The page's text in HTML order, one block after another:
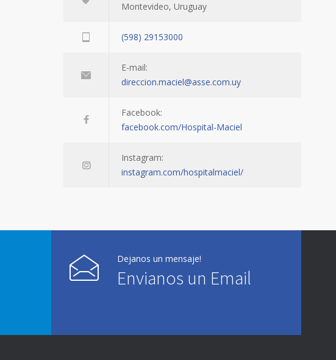
Montevideo, Uruguay
(598) 29153000
E-mail:
direccion.maciel@asse.com.uy
Facebook:
facebook.com/Hospital-Maciel
Instagram:
instagram.com/hospitalmaciel/
Dejanos un mensaje!
Envianos un Email